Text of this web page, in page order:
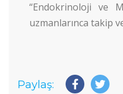
“Endokrinoloji ve
uzmanlarınca takip
Paylaş: